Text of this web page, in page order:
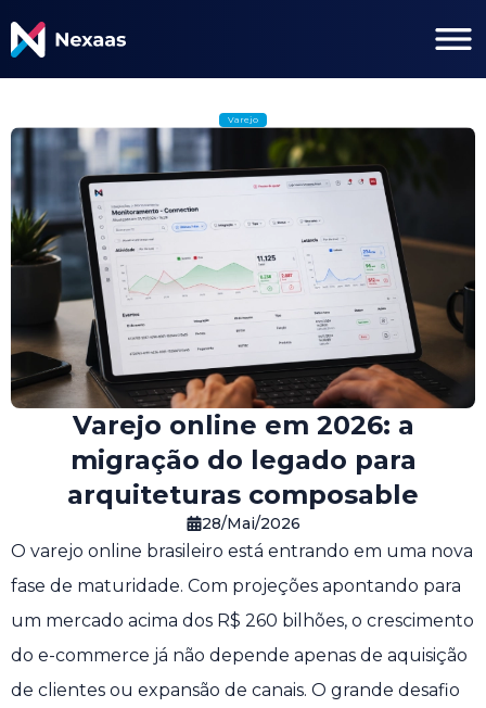
Varejo
Varejo online em 2026: a
migração do legado para
arquiteturas composable
28/Mai/2026
O varejo online brasileiro está entrando em uma nova
fase de maturidade. Com projeções apontando para
um mercado acima dos R$ 260 bilhões, o crescimento
do e-commerce já não depende apenas de aquisição
de clientes ou expansão de canais. O grande desafio